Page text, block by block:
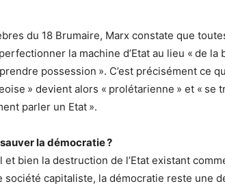
du 18 Brumaire, Marx constate que
la machine d’Etat au lieu « de
possession ». C’est précisément ce
» devient alors « prolétarienne » et « se
parler un Etat ».
la démocratie ?
et bien la destruction de l’Etat existant
société capitaliste, la démocratie reste une